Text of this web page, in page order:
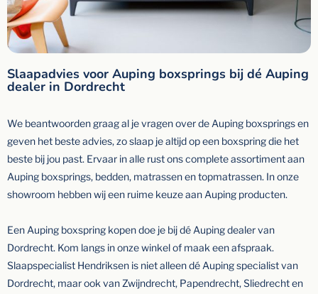
Slaapadvies voor Auping boxsprings bij dé Auping
dealer in Dordrecht
We beantwoorden graag al je vragen over de Auping boxsprings en
geven het beste advies, zo slaap je altijd op een boxspring die het
beste bij jou past. Ervaar in alle rust ons complete assortiment aan
Auping boxsprings, bedden, matrassen en topmatrassen. In onze
showroom hebben wij een ruime keuze aan Auping producten.
Een Auping boxspring kopen doe je bij dé Auping dealer van
Dordrecht. Kom langs in onze winkel of maak een afspraak.
Slaapspecialist Hendriksen is niet alleen dé Auping specialist van
Dordrecht, maar ook van Zwijndrecht, Papendrecht, Sliedrecht en